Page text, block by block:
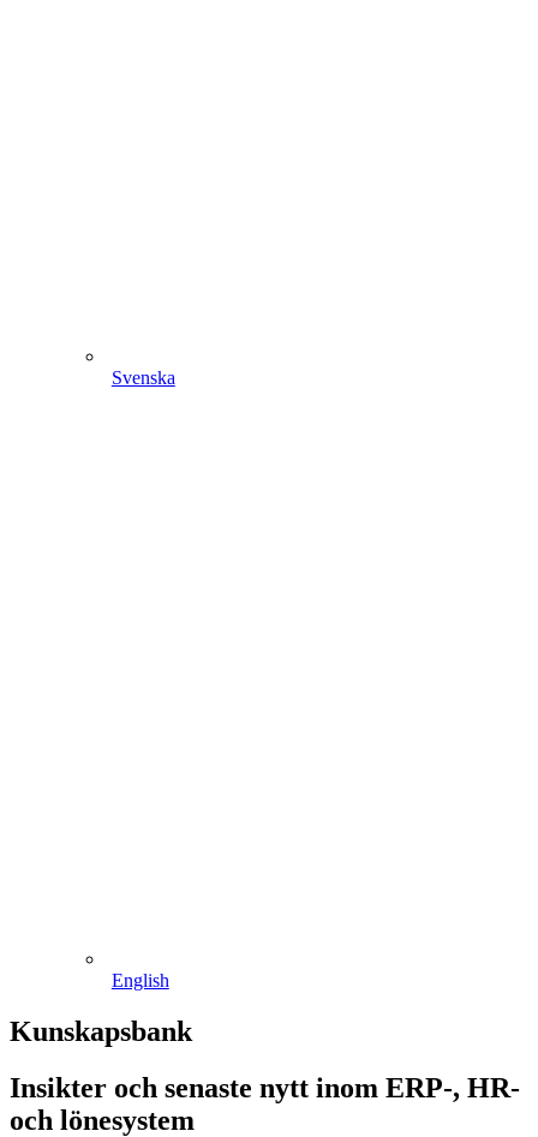
Svenska
English
Kunskapsbank
Insikter och senaste nytt inom ERP-, HR-
och lönesystem